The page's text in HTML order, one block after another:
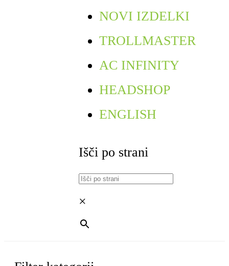
NOVI IZDELKI
TROLLMASTER
AC INFINITY
HEADSHOP
ENGLISH
Išči po strani
×